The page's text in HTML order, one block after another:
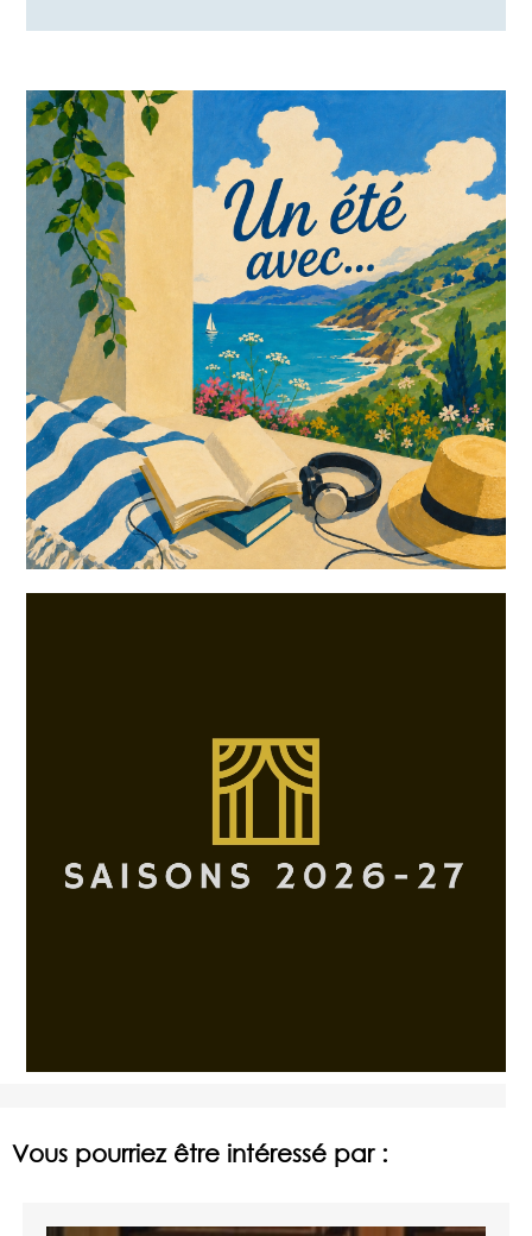
Vous pourriez être intéressé par :